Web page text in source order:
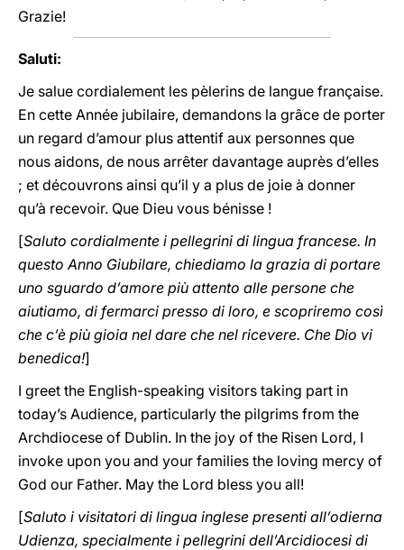
Grazie!
Saluti:
Je salue cordialement les pèlerins de langue française.
En cette Année jubilaire, demandons la grâce de porter
un regard d’amour plus attentif aux personnes que
nous aidons, de nous arrêter davantage auprès d’elles
; et découvrons ainsi qu’il y a plus de joie à donner
qu’à recevoir. Que Dieu vous bénisse !
[Saluto cordialmente i pellegrini di lingua francese. In
questo Anno Giubilare, chiediamo la grazia di portare
uno sguardo d’amore più attento alle persone che
aiutiamo, di fermarci presso di loro, e scopriremo così
che c’è più gioia nel dare che nel ricevere. Che Dio vi
benedica!]
I greet the English-speaking visitors taking part in
today’s Audience, particularly the pilgrims from the
Archdiocese of Dublin. In the joy of the Risen Lord, I
invoke upon you and your families the loving mercy of
God our Father. May the Lord bless you all!
[Saluto i visitatori di lingua inglese presenti all’odierna
Udienza, specialmente i pellegrini dell’Arcidiocesi di